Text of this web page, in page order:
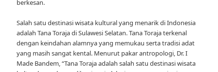
berkesan.
Salah satu destinasi wisata kultural yang menarik di Indonesia
adalah Tana Toraja di Sulawesi Selatan. Tana Toraja terkenal
dengan keindahan alamnya yang memukau serta tradisi adat
yang masih sangat kental. Menurut pakar antropologi, Dr. I
Made Bandem, “Tana Toraja adalah salah satu destinasi wisata